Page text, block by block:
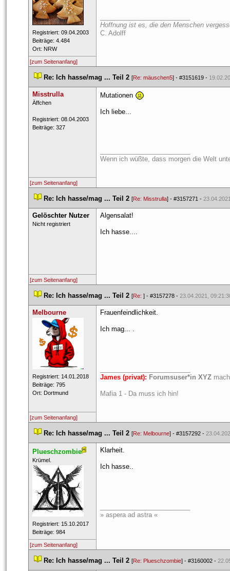
Registriert: 09.04.2003
Beiträge: 4.484
Ort: NRW
Hoffnung ist es, die den Menschen
C. Adolff
[zum Seitenanfang]
Re: Ich hasse/mag ... Teil 2 [Re: mäuschen5] - #3151619 -
Misstrulla
​Äffchen
Registriert: 08.04.2003
Beiträge: 327
Mutationen
Ich liebe...
Wenn ich wüßte, dass morgen die Welt
[zum Seitenanfang]
Re: Ich hasse/mag ... Teil 2 [Re: Misstrulla] - #3157271 -
Gelöschter Nutzer
Nicht registriert
Algensalat!
Ich hasse....
[zum Seitenanfang]
Re: Ich hasse/mag ... Teil 2 [Re: ] - #3157278 - 23.04.2021,
Melbourne
Registriert: 14.01.2018
Beiträge: 795
Ort: Dortmund
Frauenfeindlichkeit.
Ich mag... .
James (privat): Forumsuser*in XYZ
Mafia 1 - Da muss ich hin!
[zum Seitenanfang]
Re: Ich hasse/mag ... Teil 2 [Re: Melbourne] - #3157292 -
Plueschzombie
​Krümel.
Registriert: 15.10.2017
Beiträge: 984
Klarheit.
Ich hasse..
» aspera ad astra «
[zum Seitenanfang]
Re: Ich hasse/mag ... Teil 2 [Re: Plueschzombie] - #3160002 -